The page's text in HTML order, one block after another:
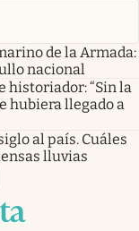
de la Armada:
nacional
historiador: “Sin la
hubiera llegado a
al país. Cuáles
lluvias
pestañapestaña
nueva pestaña
en nueva pestaña